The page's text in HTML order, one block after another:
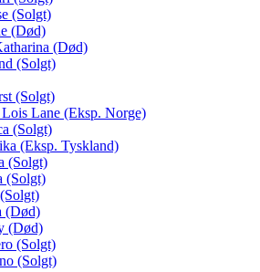
(Solgt)
(Død)
(Død)
(Solgt)
(Solgt)
Lane (Eksp. Norge)
(Solgt)
(Eksp. Tyskland)
(Solgt)
(Solgt)
(Død)
(Død)
(Solgt)
(Solgt)